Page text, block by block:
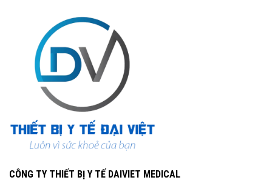
CÔNG TY THIẾT BỊ Y TẾ DAIVIET MEDICAL